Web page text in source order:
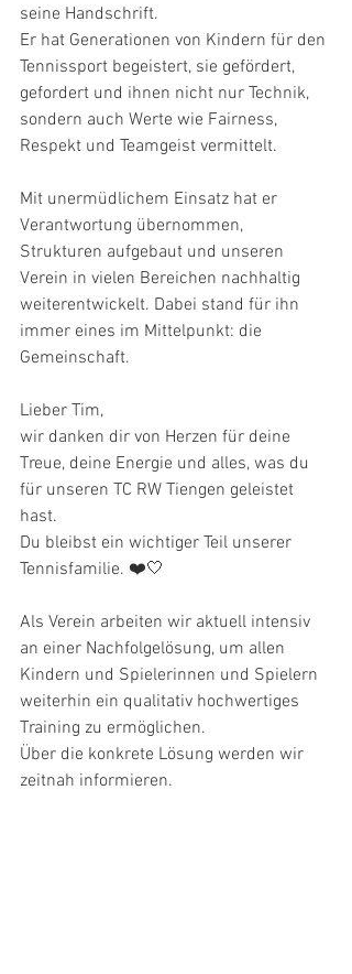
seine Handschrift.
Er hat Generationen von Kindern für den
Tennissport begeistert, sie gefördert,
gefordert und ihnen nicht nur Technik,
sondern auch Werte wie Fairness,
Respekt und Teamgeist vermittelt.
Mit unermüdlichem Einsatz hat er
Verantwortung übernommen,
Strukturen aufgebaut und unseren
Verein in vielen Bereichen nachhaltig
weiterentwickelt. Dabei stand für ihn
immer eines im Mittelpunkt: die
Gemeinschaft.
Lieber Tim,
wir danken dir von Herzen für deine
Treue, deine Energie und alles, was du
für unseren TC RW Tiengen geleistet
hast.
Du bleibst ein wichtiger Teil unserer
Tennisfamilie. ❤️🤍
Als Verein arbeiten wir aktuell intensiv
an einer Nachfolgelösung, um allen
Kindern und Spielerinnen und Spielern
weiterhin ein qualitativ hochwertiges
Training zu ermöglichen.
Über die konkrete Lösung werden wir
zeitnah informieren.